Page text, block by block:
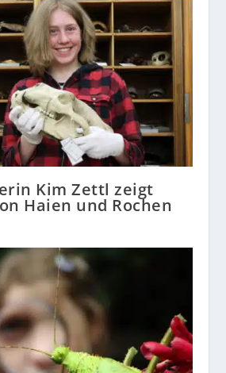
Kim Zettl zeigt
Haien und Rochen